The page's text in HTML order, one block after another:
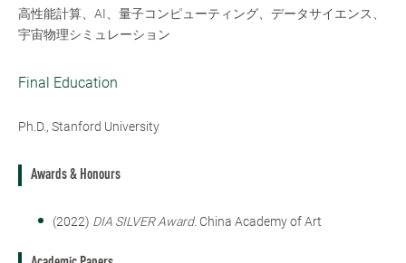
高性能計算、AI、量子コンピューティング、データサイエンス、
宇宙物理シミュレーション
Final Education
Ph.D., Stanford University
Awards & Honours
(2022) DIA SILVER Award. China Academy of Art